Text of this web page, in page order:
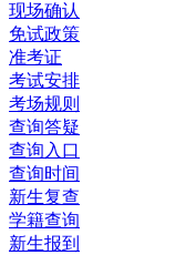
现场确认
免试政策
准考证
考试安排
考场规则
查询答疑
查询入口
查询时间
新生复查
学籍查询
新生报到